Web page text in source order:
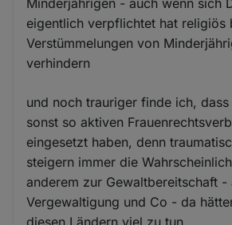
Minderjährigen - auch wenn sich
eigentlich verpflichtet hat religiös
Verstümmelungen von
verhindern
und noch trauriger finde ich,
sonst so aktiven
eingesetzt haben, denn
steigern immer die
anderem zur Gewaltbereitschaft -
Vergewaltigung und Co - da